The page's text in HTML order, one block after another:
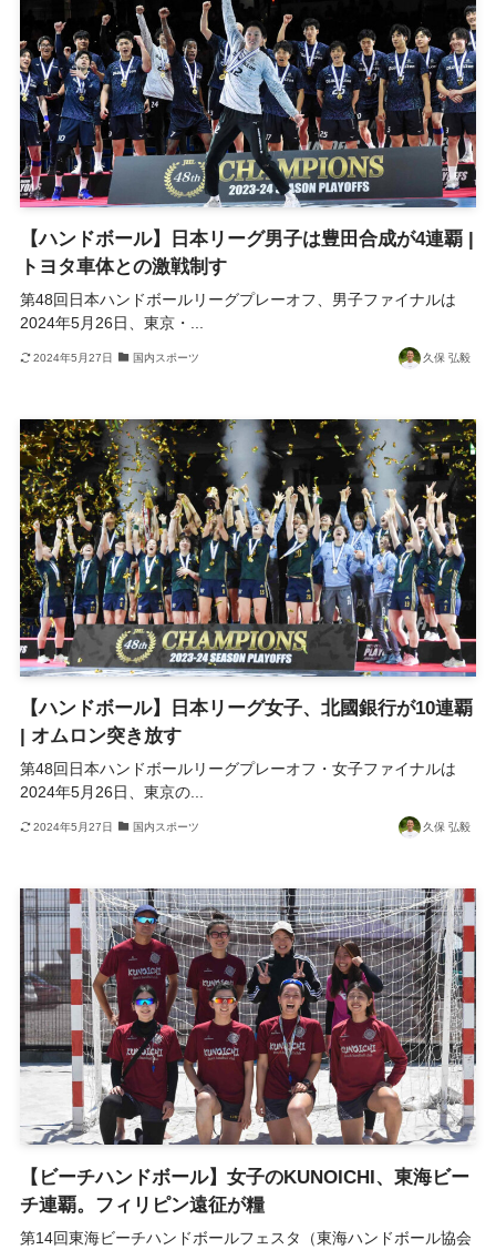
【ハンドボール】日本リーグ男子は豊田合成が4連覇 |
トヨタ車体との激戦制す
第48回日本ハンドボールリーグプレーオフ、男子ファイナルは
2024年5月26日、東京・...
2024年5月27日 国内スポーツ 久保 弘毅
【ハンドボール】日本リーグ女子、北國銀行が10連覇
| オムロン突き放す
第48回日本ハンドボールリーグプレーオフ・女子ファイナルは
2024年5月26日、東京の...
2024年5月27日 国内スポーツ 久保 弘毅
【ビーチハンドボール】女子のKUNOICHI、東海ビー
チ連覇。フィリピン遠征が糧
第14回東海ビーチハンドボールフェスタ（東海ハンドボール協会